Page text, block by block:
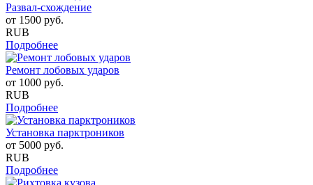
Развал-схождение
от 1500 руб.
RUB
Подробнее
Ремонт лобовых ударов
от 1000 руб.
RUB
Подробнее
Установка парктроников
от 5000 руб.
RUB
Подробнее